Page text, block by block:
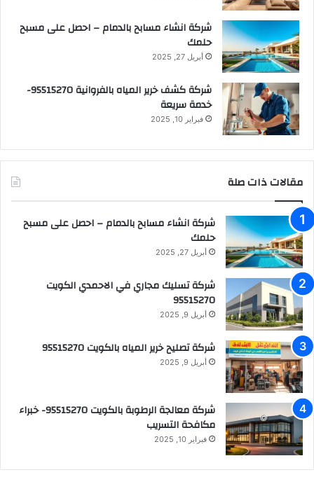
شركة انشاء مسابح بالدمام – احصل على مسبح
حلمك
أبريل 27, 2025
شركة كشف خرير المياه بالفروانية 95515270-
خدمة سريعة
فبراير 10, 2025
مقالات ذات صلة
شركة انشاء مسابح بالدمام – احصل على مسبح
حلمك
أبريل 27, 2025
شركة تسليك مجاري في الاحمدي الكويت
95515270
أبريل 9, 2025
شركة تصليح خرير المياه بالكويت 95515270
أبريل 9, 2025
شركة معالجة الرطوبة بالكويت 95515270- خبراء
مكافحة التسريب
فبراير 10, 2025